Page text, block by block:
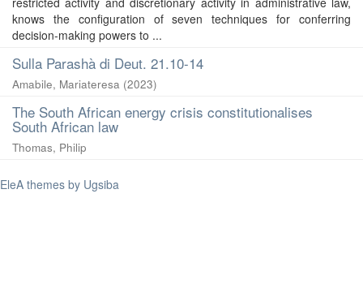
knows the configuration of seven techniques for conferring
decision-making powers to ...
Sulla Parashà di Deut. 21.10-14
Amabile, Mariateresa (2023)
The South African energy crisis constitutionalises
South African law
Thomas, Philip
EleA themes by Ugsiba